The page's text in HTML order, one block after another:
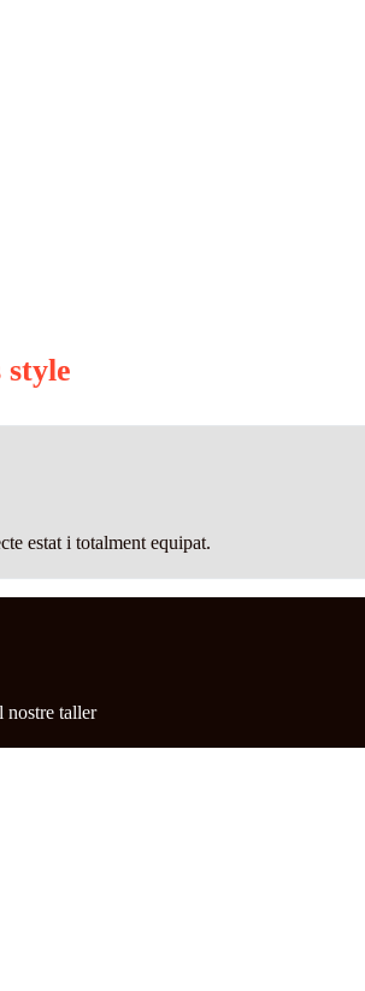
style
estat i totalment equipat.
nostre taller